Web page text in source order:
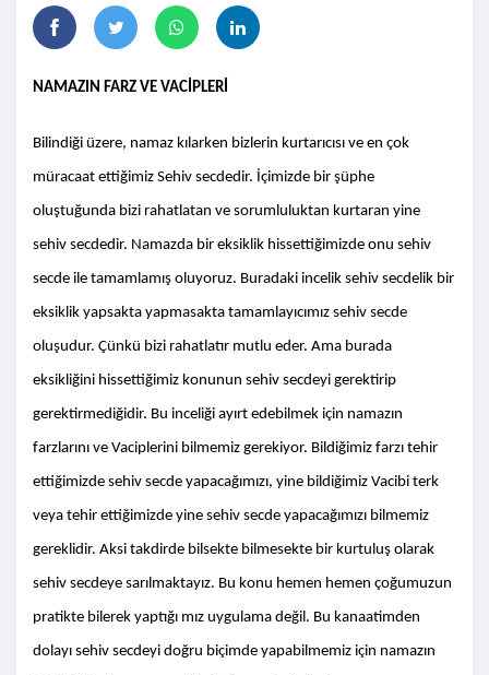
NAMAZIN FARZ VE VACİPLERİ
Bilindiği üzere, namaz kılarken bizlerin kurtarıcısı ve en çok
müracaat ettiğimiz Sehiv secdedir. İçimizde bir şüphe
oluştuğunda bizi rahatlatan ve sorumluluktan kurtaran yine
sehiv secdedir. Namazda bir eksiklik hissettiğimizde onu sehiv
secde ile tamamlamış oluyoruz. Buradaki incelik sehiv secdelik bir
eksiklik yapsakta yapmasakta tamamlayıcımız sehiv secde
oluşudur. Çünkü bizi rahatlatır mutlu eder. Ama burada
eksikliğini hissettiğimiz konunun sehiv secdeyi gerektirip
gerektirmediğidir. Bu inceliği ayırt edebilmek için namazın
farzlarını ve Vaciplerini bilmemiz gerekiyor. Bildiğimiz farzı tehir
ettiğimizde sehiv secde yapacağımızı, yine bildiğimiz Vacibi terk
veya tehir ettiğimizde yine sehiv secde yapacağımızı bilmemiz
gereklidir. Aksi takdirde bilsekte bilmesekte bir kurtuluş olarak
sehiv secdeye sarılmaktayız. Bu konu hemen hemen çoğumuzun
pratikte bilerek yaptığı mız uygulama değil. Bu kanaatimden
dolayı sehiv secdeyi doğru biçimde yapabilmemiz için namazın